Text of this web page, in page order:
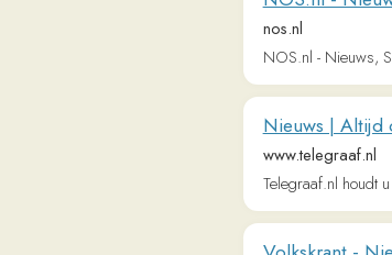
NOS.nl - Nieuws, Sport
Nieuws | Altijd op
www.telegraaf.nl
Telegraaf.nl houdt u op
Volkskrant -
www.volkskrant.nl
Het laatste nieuws met